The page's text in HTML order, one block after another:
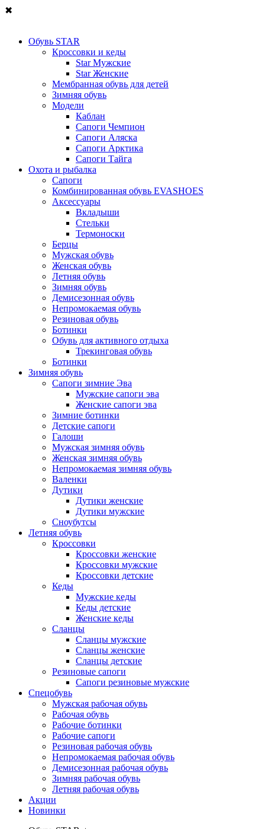
✖
Обувь STAR
Кроссовки и кеды
Star Мужские
Star Женские
Мембранная обувь для детей
Зимняя обувь
Модели
Каблан
Сапоги Чемпион
Сапоги Аляска
Сапоги Арктика
Сапоги Тайга
Охота и рыбалка
Сапоги
Комбинированная обувь EVASHOES
Аксессуары
Вкладыши
Стельки
Термоноски
Берцы
Мужская обувь
Женская обувь
Летняя обувь
Зимняя обувь
Демисезонная обувь
Непромокаемая обувь
Резиновая обувь
Ботинки
Обувь для активного отдыха
Трекинговая обувь
Ботинки
Зимняя обувь
Сапоги зимние Эва
Мужские сапоги эва
Женские сапоги эва
Зимние ботинки
Детские сапоги
Галоши
Мужская зимняя обувь
Женская зимняя обувь
Непромокаемая зимняя обувь
Валенки
Дутики
Дутики женские
Дутики мужские
Сноубутсы
Летняя обувь
Кроссовки
Кроссовки женские
Кроссовки мужские
Кроссовки детские
Кеды
Мужские кеды
Кеды детские
Женские кеды
Сланцы
Сланцы мужские
Сланцы женские
Сланцы детские
Резиновые сапоги
Сапоги резиновые мужские
Спецобувь
Мужская рабочая обувь
Рабочая обувь
Рабочие ботинки
Рабочие сапоги
Резиновая рабочая обувь
Непромокаемая рабочая обувь
Демисезонная рабочая обувь
Зимняя рабочая обувь
Летняя рабочая обувь
Акции
Новинки